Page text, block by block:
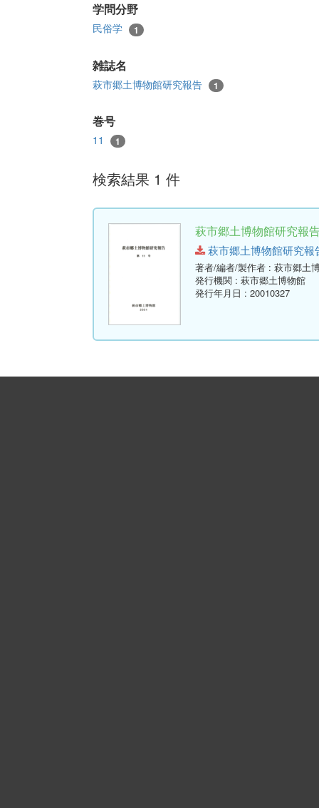
学問分野
民俗学 1
雑誌名
萩市郷土博物館研究報告 1
巻号
11 1
検索結果 1 件
萩市郷土博物館研究報
萩市郷土博物館研究報
著者/編者/製作者 : 萩市郷土
発行機関 : 萩市郷土博物館
発行年月日 : 20010327